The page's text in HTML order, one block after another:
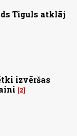
Tiguls atklāj
izvēršas
2